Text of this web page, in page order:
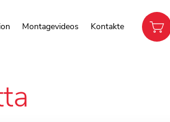
Montagevideos Kontakte